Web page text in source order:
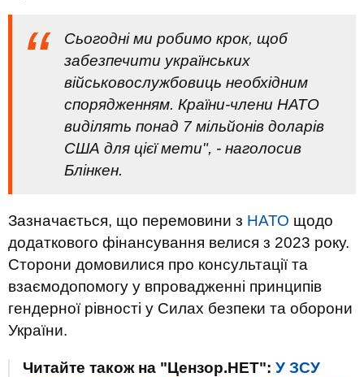
Сьогодні ми робимо крок, щоб
забезпечити українських
військовослужбовиць необхідним
спорядженням. Країни-члени НАТО
виділять понад 7 мільйонів доларів
США для цієї мети", - наголосив
Блінкен.
Зазначається, що перемовини з НАТО щодо
додаткового фінансування велися з 2023 року.
Сторони домовилися про консультації та
взаємодопомогу у впровадженні принципів
гендерної рівності у Силах безпеки та оборони
України.
Читайте також на "Цензор.НЕТ": У ЗСУ